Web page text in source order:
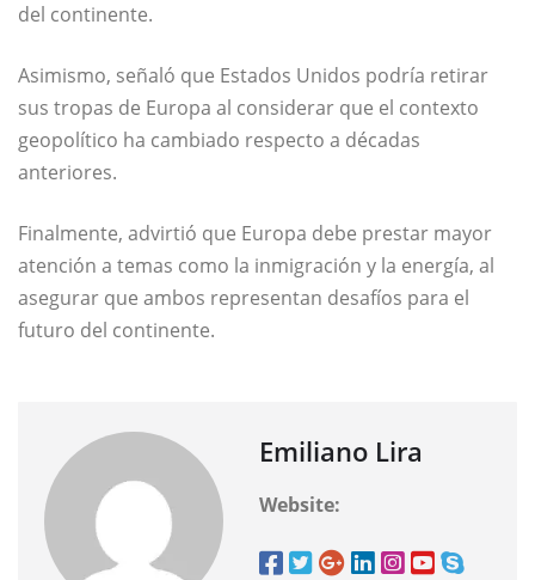
del continente.
Asimismo, señaló que Estados Unidos podría retirar
sus tropas de Europa al considerar que el contexto
geopolítico ha cambiado respecto a décadas
anteriores.
Finalmente, advirtió que Europa debe prestar mayor
atención a temas como la inmigración y la energía, al
asegurar que ambos representan desafíos para el
futuro del continente.
Emiliano Lira
Website: